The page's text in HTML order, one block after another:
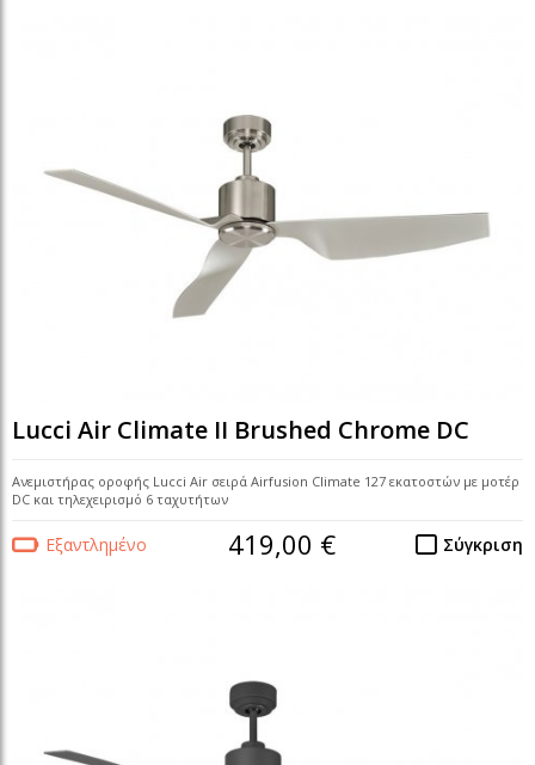
Lucci Air Climate II Brushed Chrome DC
Ανεμιστήρας οροφής Lucci Air σειρά Airfusion Climate 127 εκατοστών με μοτέρ
DC και τηλεχειρισμό 6 ταχυτήτων
Εξαντλημένο Σύγκριση
419,00 €